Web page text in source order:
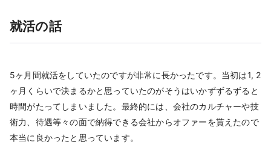
就活の話
5ヶ月間就活をしていたのですが非常に長かったです。当初は1, 2
ヶ月くらいで決まるかと思っていたのがそうはいかずずるずると
時間がたってしまいました。最終的には、会社のカルチャーや技
術力、待遇等々の面で納得できる会社からオファーを貰えたので
本当に良かったと思っています。